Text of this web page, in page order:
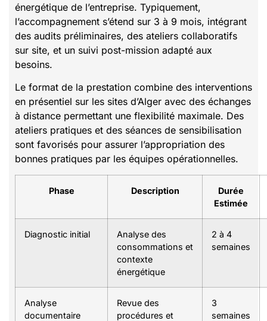
énergétique de l’entreprise. Typiquement,
l’accompagnement s’étend sur 3 à 9 mois, intégrant
des audits préliminaires, des ateliers collaboratifs
sur site, et un suivi post-mission adapté aux
besoins.
Le format de la prestation combine des interventions
en présentiel sur les sites d’Alger avec des échanges
à distance permettant une flexibilité maximale. Des
ateliers pratiques et des séances de sensibilisation
sont favorisés pour assurer l’appropriation des
bonnes pratiques par les équipes opérationnelles.
Phase Description
Durée
Estimée
Diagnostic initial
Analyse des
consommations et
contexte
énergétique
2 à 4
semaines
Analyse
documentaire
Revue des
procédures et
3
semaines